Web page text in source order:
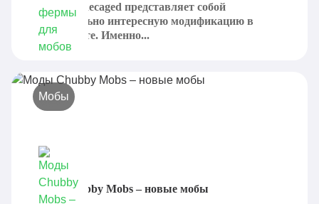
Cagerium Recaged представляет собой
действительно интересную модификацию в
Майнкрафте. Именно...
Мобы
Моды Chubby Mobs – новые мобы